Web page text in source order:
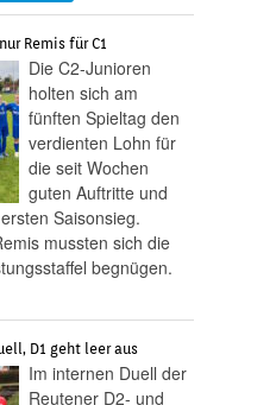
Remis für C1
Die C2-Junioren
holten sich am
fünften Spieltag den
verdienten Lohn für
die seit Wochen
guten Auftritte und
Saisonsieg.
mussten sich die
begnügen.
D1 geht leer aus
Im internen Duell der
Reutener D2- und